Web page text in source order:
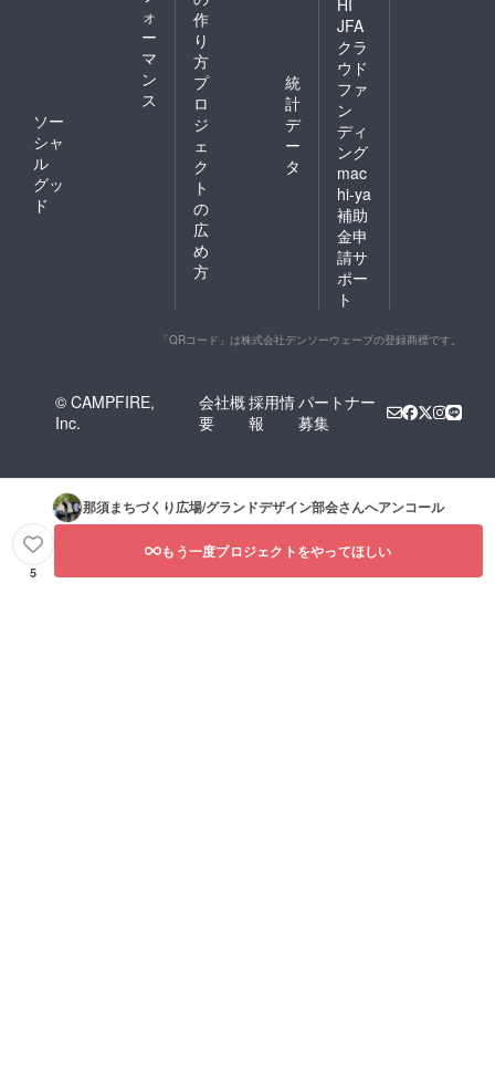
ォ
ー
マ
ン
ス
ソー
シャ
ル
グッ
ド
作
り
方
プ
ロ
ジ
ェ
ク
ト
の
広
め
方
統
計
デ
ー
タ
JFA
クラ
ウド
ファ
ン
ディ
ング
mac
hi-ya
補助
金申
請サ
ポー
ト
「QRコード」は株式会社デンソーウェーブの登録商標です。
© CAMPFIRE,
Inc.
会社概
要
採用情
報
パートナー
募集
那須まちづくり広場/グランドデザイン部会さんへアンコール
5
もう一度プロジェクトをやってほしい